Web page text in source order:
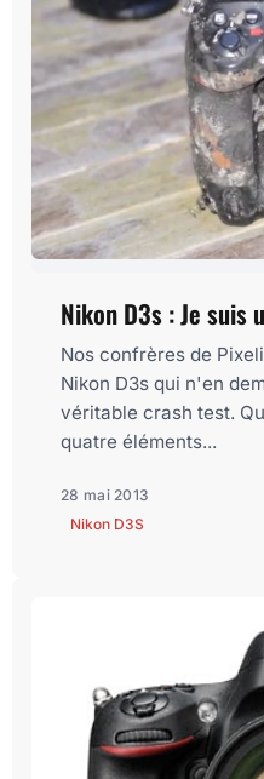
Nikon D3s : Je suis
Nos confrères de
Nikon D3s qui n'en
véritable crash test.
quatre éléments...
28 mai 2013
Nikon D3S